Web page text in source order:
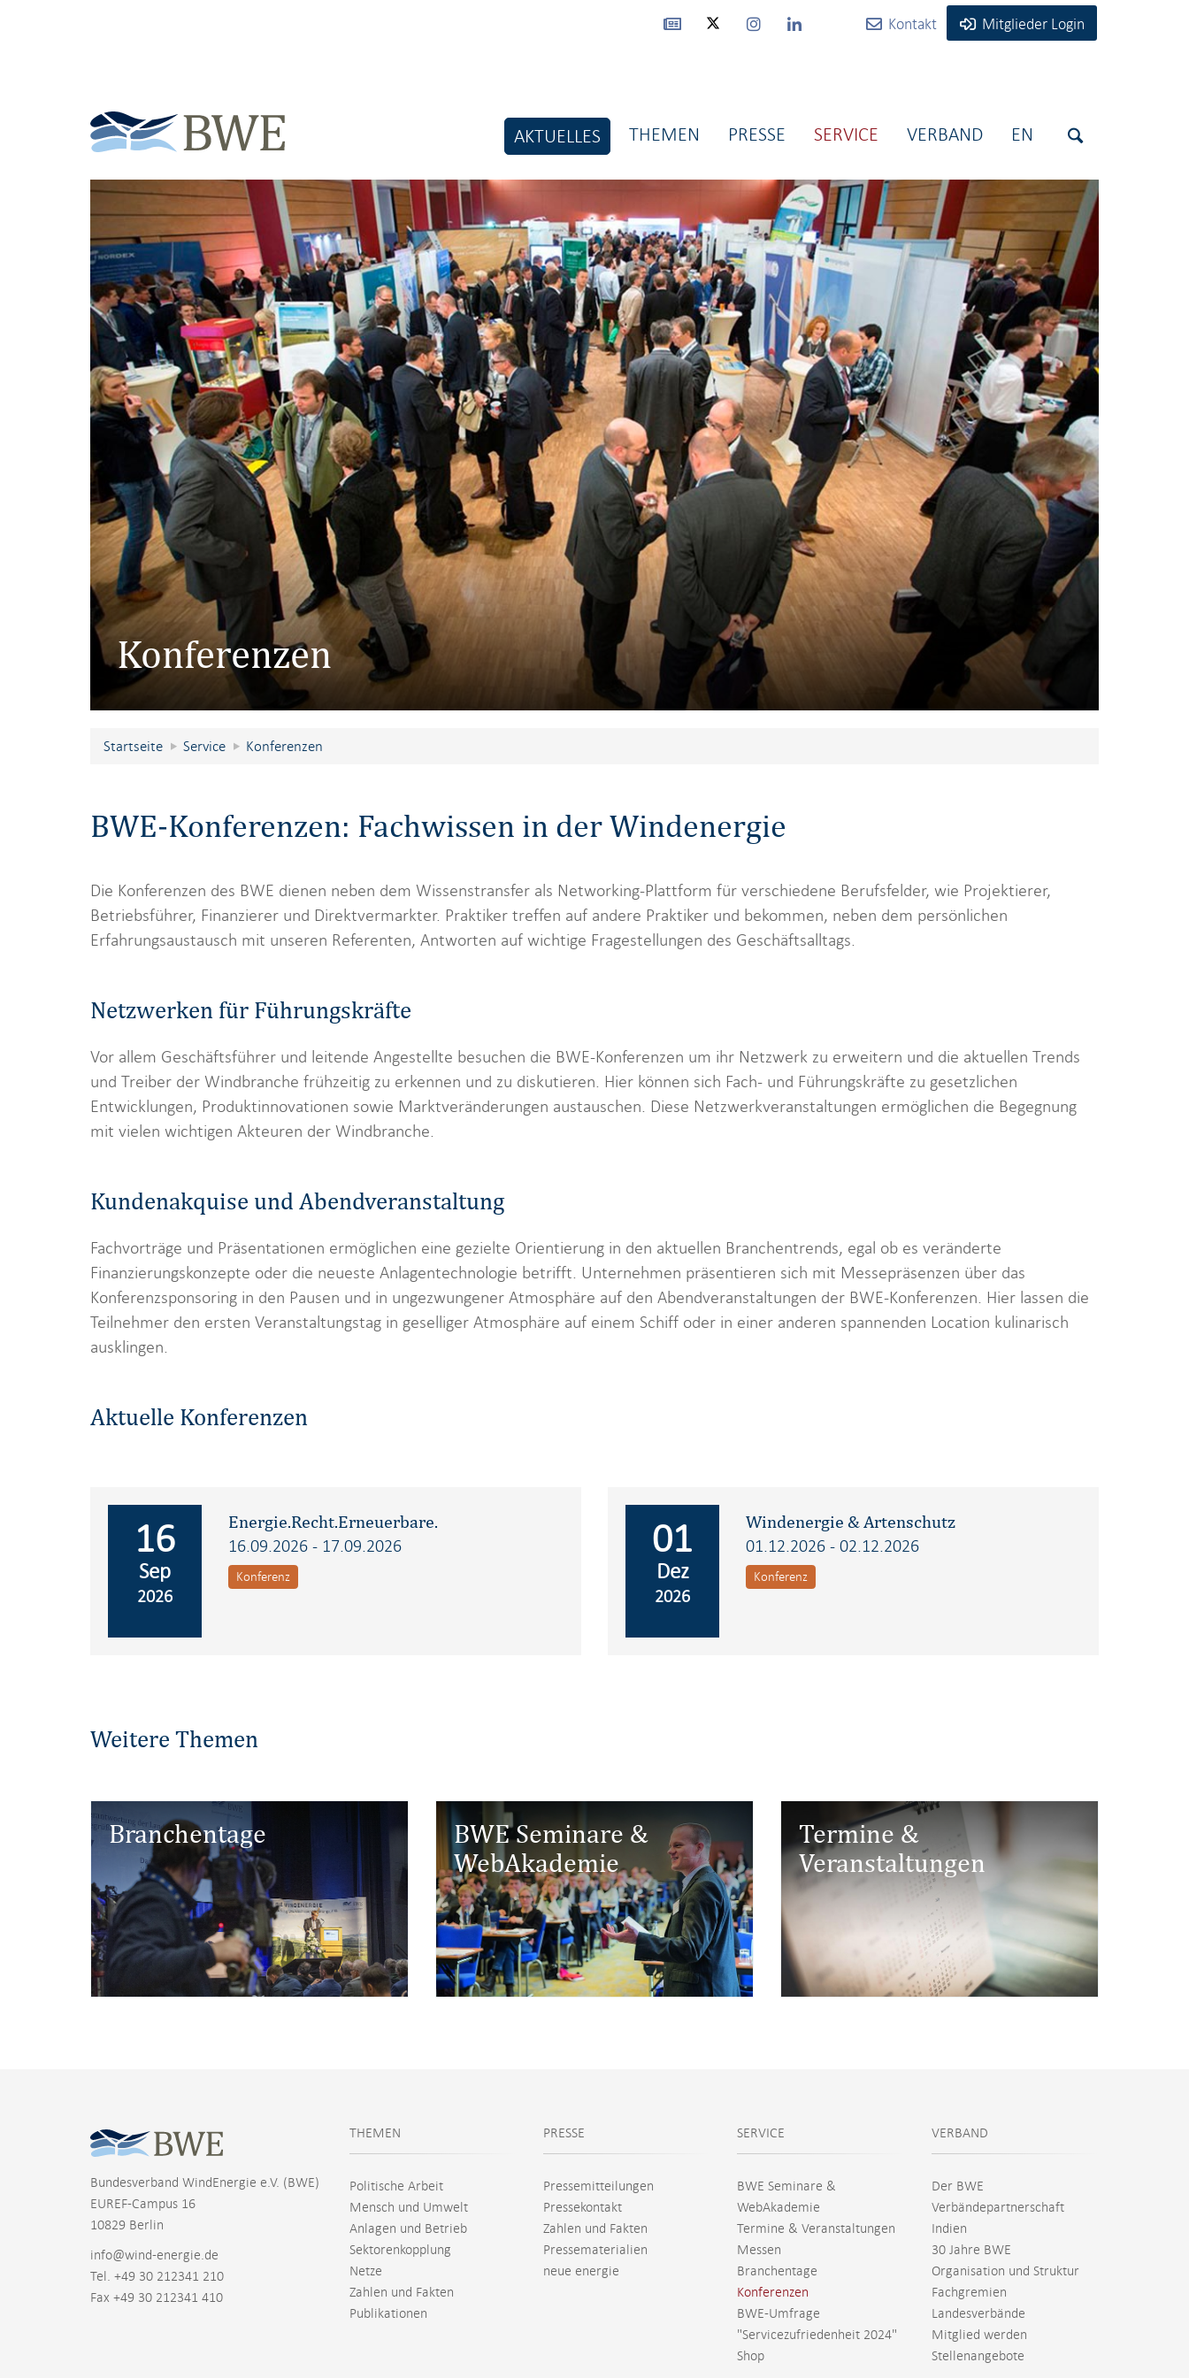
Kontakt Mitglieder Login
AKTUELLES THEMEN PRESSE SERVICE VERBAND EN
Konferenzen
Startseite Service Konferenzen
BWE-Konferenzen: Fachwissen in der Windenergie
Die Konferenzen des BWE dienen neben dem Wissenstransfer als Networking-Plattform für verschiedene Berufsfelder, wie Projektierer,
Betriebsführer, Finanzierer und Direktvermarkter. Praktiker treffen auf andere Praktiker und bekommen, neben dem persönlichen
Erfahrungsaustausch mit unseren Referenten, Antworten auf wichtige Fragestellungen des Geschäftsalltags.
Netzwerken für Führungskräfte
Vor allem Geschäftsführer und leitende Angestellte besuchen die BWE-Konferenzen um ihr Netzwerk zu erweitern und die aktuellen Trends
und Treiber der Windbranche frühzeitig zu erkennen und zu diskutieren. Hier können sich Fach- und Führungskräfte zu gesetzlichen
Entwicklungen, Produktinnovationen sowie Marktveränderungen austauschen. Diese Netzwerkveranstaltungen ermöglichen die Begegnung
mit vielen wichtigen Akteuren der Windbranche.
Kundenakquise und Abendveranstaltung
Fachvorträge und Präsentationen ermöglichen eine gezielte Orientierung in den aktuellen Branchentrends, egal ob es veränderte
Finanzierungskonzepte oder die neueste Anlagentechnologie betrifft. Unternehmen präsentieren sich mit Messepräsenzen über das
Konferenzsponsoring in den Pausen und in ungezwungener Atmosphäre auf den Abendveranstaltungen der BWE-Konferenzen. Hier lassen die
Teilnehmer den ersten Veranstaltungstag in geselliger Atmosphäre auf einem Schiff oder in einer anderen spannenden Location kulinarisch
ausklingen.
Aktuelle Konferenzen
16
Sep
2026
Energie.Recht.Erneuerbare.
16.09.2026 - 17.09.2026
Konferenz
01
Dez
2026
Windenergie & Artenschutz
01.12.2026 - 02.12.2026
Konferenz
Weitere Themen
Branchentage
BWE Seminare &
WebAkademie
Termine &
Veranstaltungen
Bundesverband WindEnergie e.V. (BWE)
EUREF-Campus 16
10829 Berlin
info@wind-energie.de
Tel. +49 30 212341 210
Fax +49 30 212341 410
THEMEN
Politische Arbeit
Mensch und Umwelt
Anlagen und Betrieb
Sektorenkopplung
Netze
Zahlen und Fakten
Publikationen
PRESSE
Pressemitteilungen
Pressekontakt
Zahlen und Fakten
Pressematerialien
neue energie
SERVICE
BWE Seminare &
WebAkademie
Termine & Veranstaltungen
Messen
Branchentage
Konferenzen
BWE-Umfrage
"Servicezufriedenheit 2024"
Shop
VERBAND
Der BWE
Verbändepartnerschaft
Indien
30 Jahre BWE
Organisation und Struktur
Fachgremien
Landesverbände
Mitglied werden
Stellenangebote